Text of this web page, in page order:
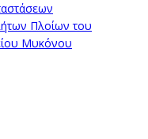
Πλοίων του
Μυκόνου